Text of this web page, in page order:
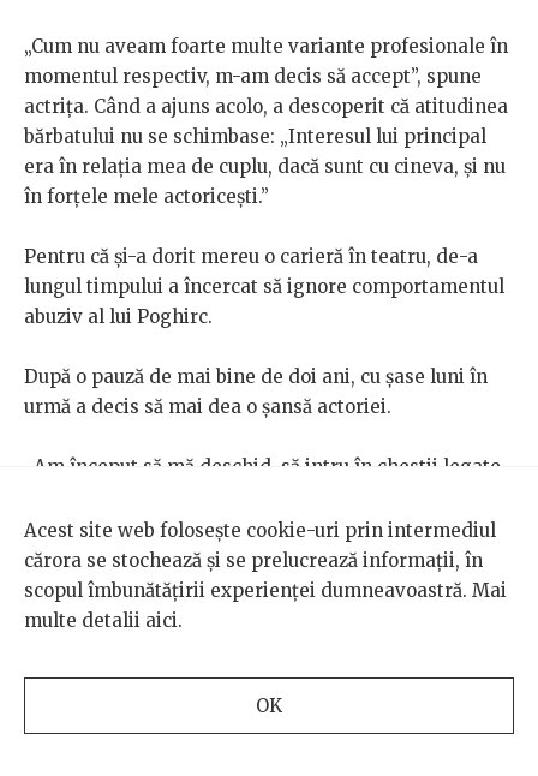
„Cum nu aveam foarte multe variante profesionale în
momentul respectiv, m-am decis să accept”, spune
actrița. Când a ajuns acolo, a descoperit că atitudinea
bărbatului nu se schimbase: „Interesul lui principal
era în relația mea de cuplu, dacă sunt cu cineva, și nu
în forțele mele actoricești.”
Pentru că și-a dorit mereu o carieră în teatru, de-a
lungul timpului a încercat să ignore comportamentul
abuziv al lui Poghirc.
După o pauză de mai bine de doi ani, cu șase luni în
urmă a decis să mai dea o șansă actoriei.
„Am început să mă deschid, să intru în chestii legate
Pitești și s-a întâmplat chestia cu Poghirc și iar mi s-a
tăiat. Mi-a distrus visul ăsta de trei ori, la Vâlcea și la
Pitești”, spune actrița, care în prezent colaborează cu
teatrul de copii Arabela din București.
*
În luna februarie, D.B. spune că a primit sub 10% din
Acest site web folosește cookie-uri prin intermediul
cărora se stochează și se prelucrează informații, în
scopul îmbunătățirii experienței dumneavoastră. Mai
multe detalii aici.
OK